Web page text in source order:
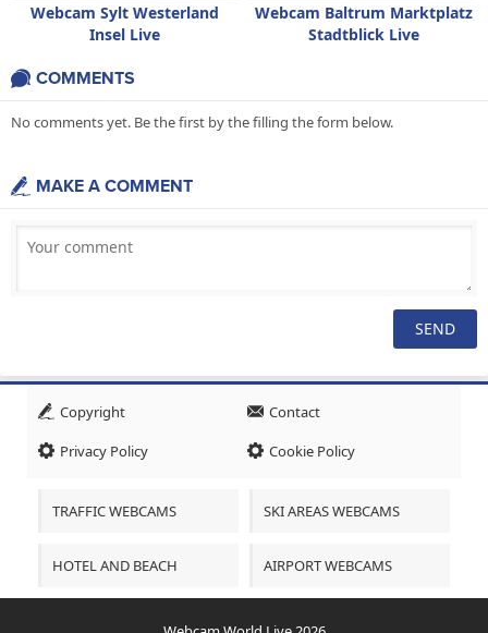
Webcam Sylt Westerland
Insel Live
Webcam Baltrum Marktplatz
Stadtblick Live
COMMENTS
No comments yet. Be the first by the filling the form below.
MAKE A COMMENT
Copyright
Contact
Privacy Policy
Cookie Policy
TRAFFIC WEBCAMS SKI AREAS WEBCAMS
HOTEL AND BEACH AIRPORT WEBCAMS